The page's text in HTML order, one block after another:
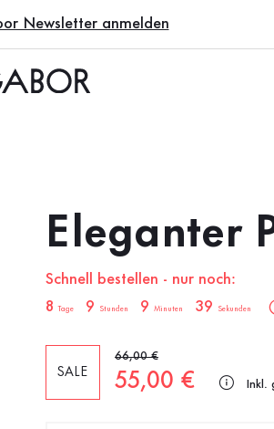
Newsletter anmelden
Eleganter
Schnell bestellen - nur noch:
sale.countdown.description
8 Tage 9 Stunden 9 Minuten 38 Sekunden
SALE
Alter Preis
66,00 €
Neuer Preis
55,00 € Inkl.